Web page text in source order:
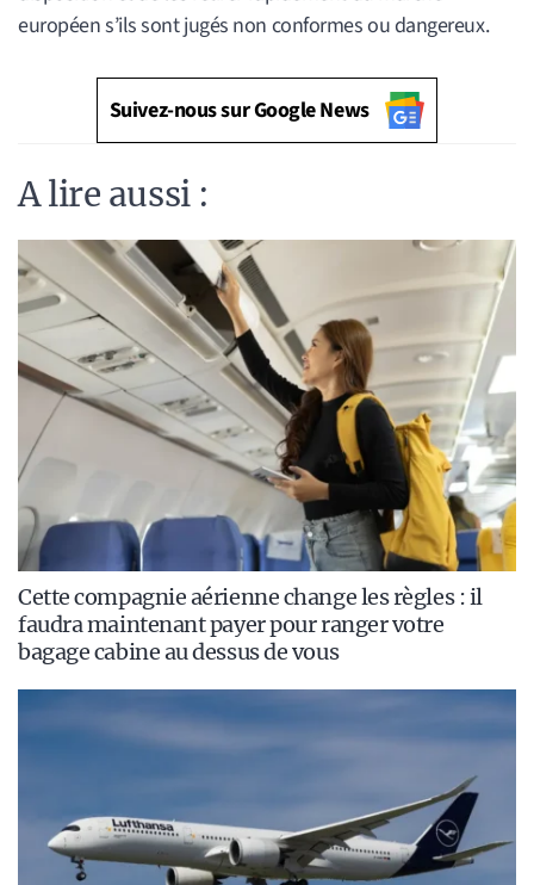
européen s’ils sont jugés non conformes ou dangereux.
Suivez-nous sur Google News
A lire aussi :
Cette compagnie aérienne change les règles : il
faudra maintenant payer pour ranger votre
bagage cabine au dessus de vous